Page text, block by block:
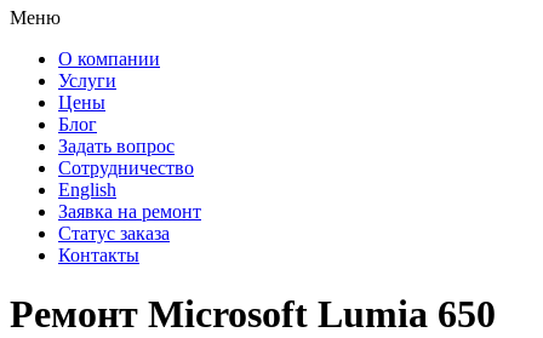
Меню
О компании
Услуги
Цены
Блог
Задать вопрос
Сотрудничество
English
Заявка на ремонт
Статус заказа
Контакты
Ремонт Microsoft Lumia 650